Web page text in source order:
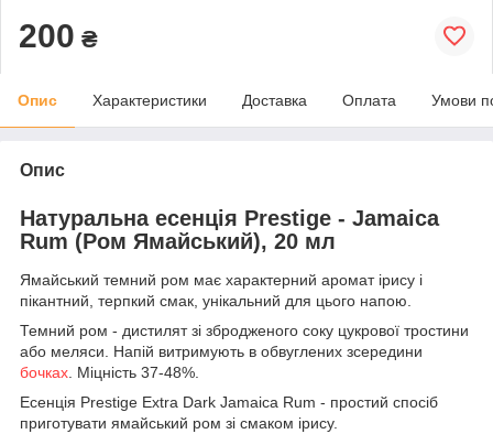
200 ₴
Опис Характеристики Доставка Оплата Умови
Опис
Натуральна есенція Prestige - Jamaica
Rum (Ром Ямайський), 20 мл
Ямайський темний ром має характерний аромат ірису і
пікантний, терпкий смак, унікальний для цього напою.
Темний ром - дистилят зі збродженого соку цукрової тростини
або меляси. Напій витримують в обвуглених зсередини
бочках. Міцність 37-48%.
Есенція Prestige Extra Dark Jamaica Rum - простий спосіб
приготувати ямайський ром зі смаком ірису.